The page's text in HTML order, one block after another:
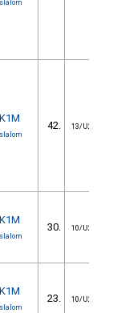
slalom
K1M
slalom
42. 13/U23
K1M
slalom
30. 10/U23
K1M
slalom
23. 10/U23